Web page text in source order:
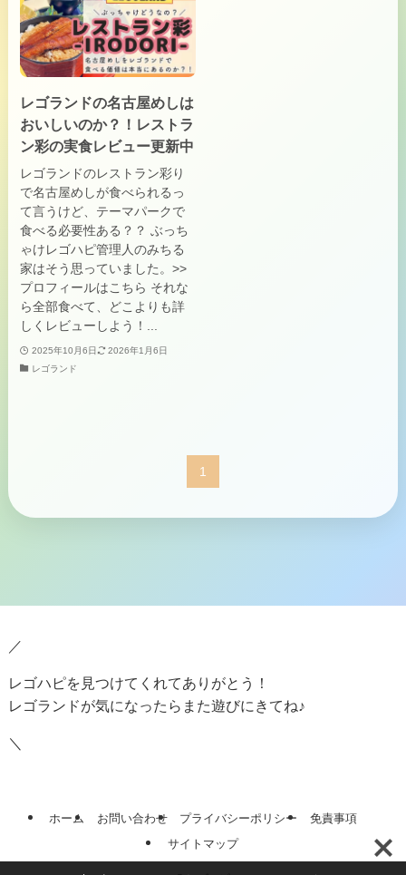
レゴランドの名古屋めしは
おいしいのか？！レストラ
ン彩の実食レビュー更新中
レゴランドのレストラン彩り
で名古屋めしが食べられるっ
て言うけど、テーマパークで
食べる必要性ある？？ ぶっち
ゃけレゴハピ管理人のみちる
家はそう思っていました。>>
プロフィールはこちら それな
ら全部食べて、どこよりも詳
しくレビューしよう！...
2025年10月6日
2026年1月6日
レゴランド
1
／
レゴハピを見つけてくれてありがとう！
レゴランドが気になったらまた遊びにきてね♪
＼
ホーム お問い合わせ プライバシーポリシー
免責事項
サイトマップ